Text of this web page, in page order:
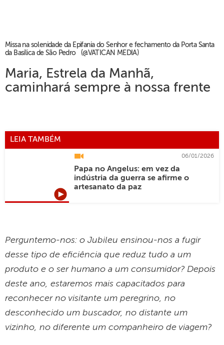
Missa na solenidade da Epifania do Senhor e fechamento da Porta Santa
da Basílica de São Pedro (@VATICAN MEDIA)
Maria, Estrela da Manhã,
caminhará sempre à nossa frente
LEIA TAMBÉM
06/01/2026
Papa no Angelus: em vez da
indústria da guerra se afirme o
artesanato da paz
Perguntemo-nos: o Jubileu ensinou-nos a fugir
desse tipo de eficiência que reduz tudo a um
produto e o ser humano a um consumidor? Depois
deste ano, estaremos mais capacitados para
reconhecer no visitante um peregrino, no
desconhecido um buscador, no distante um
vizinho, no diferente um companheiro de viagem?